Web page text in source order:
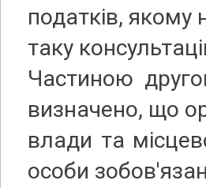
податків, якому
таку
Частиною
визначено, що
влади та
особи